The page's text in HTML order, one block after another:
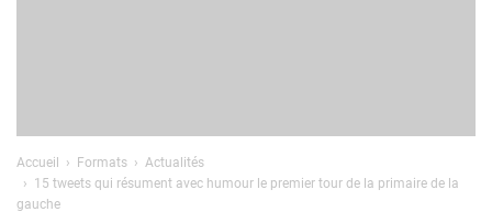
Accueil Formats
Actualités
15 tweets qui résument avec humour le premier tour de la primaire de la
gauche